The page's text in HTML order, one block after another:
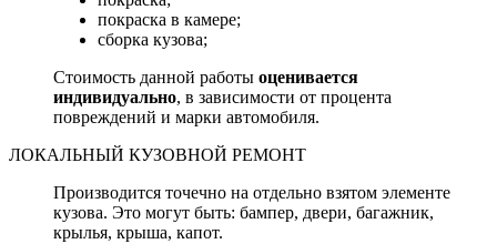
покраска в камере;
сборка кузова;
Стоимость данной работы оценивается
индивидуально, в зависимости от процента
повреждений и марки автомобиля.
ЛОКАЛЬНЫЙ КУЗОВНОЙ РЕМОНТ
Производится точечно на отдельно взятом элементе
кузова. Это могут быть: бампер, двери, багажник,
крылья, крыша, капот.